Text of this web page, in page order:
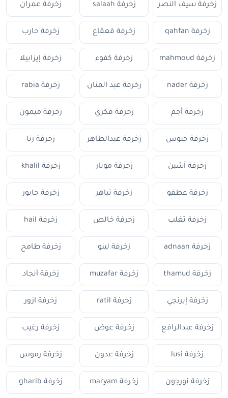
زخرفة سيف النصر زخرفة salaah زخرفة عمران
زخرفة qahfan زخرفة قعقاع زخرفة حارب
زخرفة mahmoud زخرفة كفوء زخرفة إيزابيلا
زخرفة nader زخرفة عبد المنان زخرفة rabia
زخرفة أجم زخرفة فكري زخرفة ميمون
زخرفة حبوس زخرفة عبدالظاهر زخرفة رنا
زخرفة آشين زخرفة مونار زخرفة khalil
زخرفة عطفو زخرفة تياهر زخرفة جابور
زخرفة تغلب زخرفة خالص زخرفة hail
زخرفة adnaan زخرفة لينو زخرفة طامح
زخرفة thamud زخرفة muzafar زخرفة أنجاد
زخرفة إيرنجي زخرفة ratil زخرفة ازور
زخرفة عبدالرافع زخرفة عوض زخرفة رغيب
زخرفة lusi زخرفة عدون زخرفة رموس
زخرفة نورجون زخرفة maryam زخرفة gharib